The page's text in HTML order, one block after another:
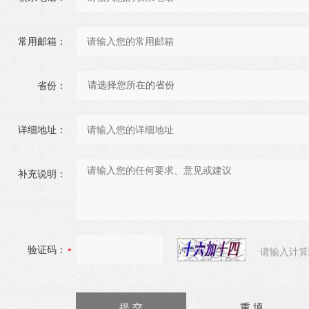
常用邮箱：
省份：
详细地址：
补充说明：
验证码： 请输入计